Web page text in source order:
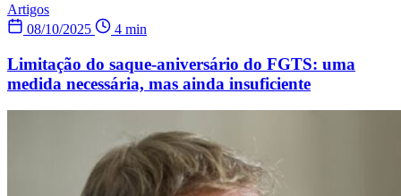
Artigos
08/10/2025
4 min
Limitação do saque-aniversário do FGTS: uma
medida necessária, mas ainda insuficiente